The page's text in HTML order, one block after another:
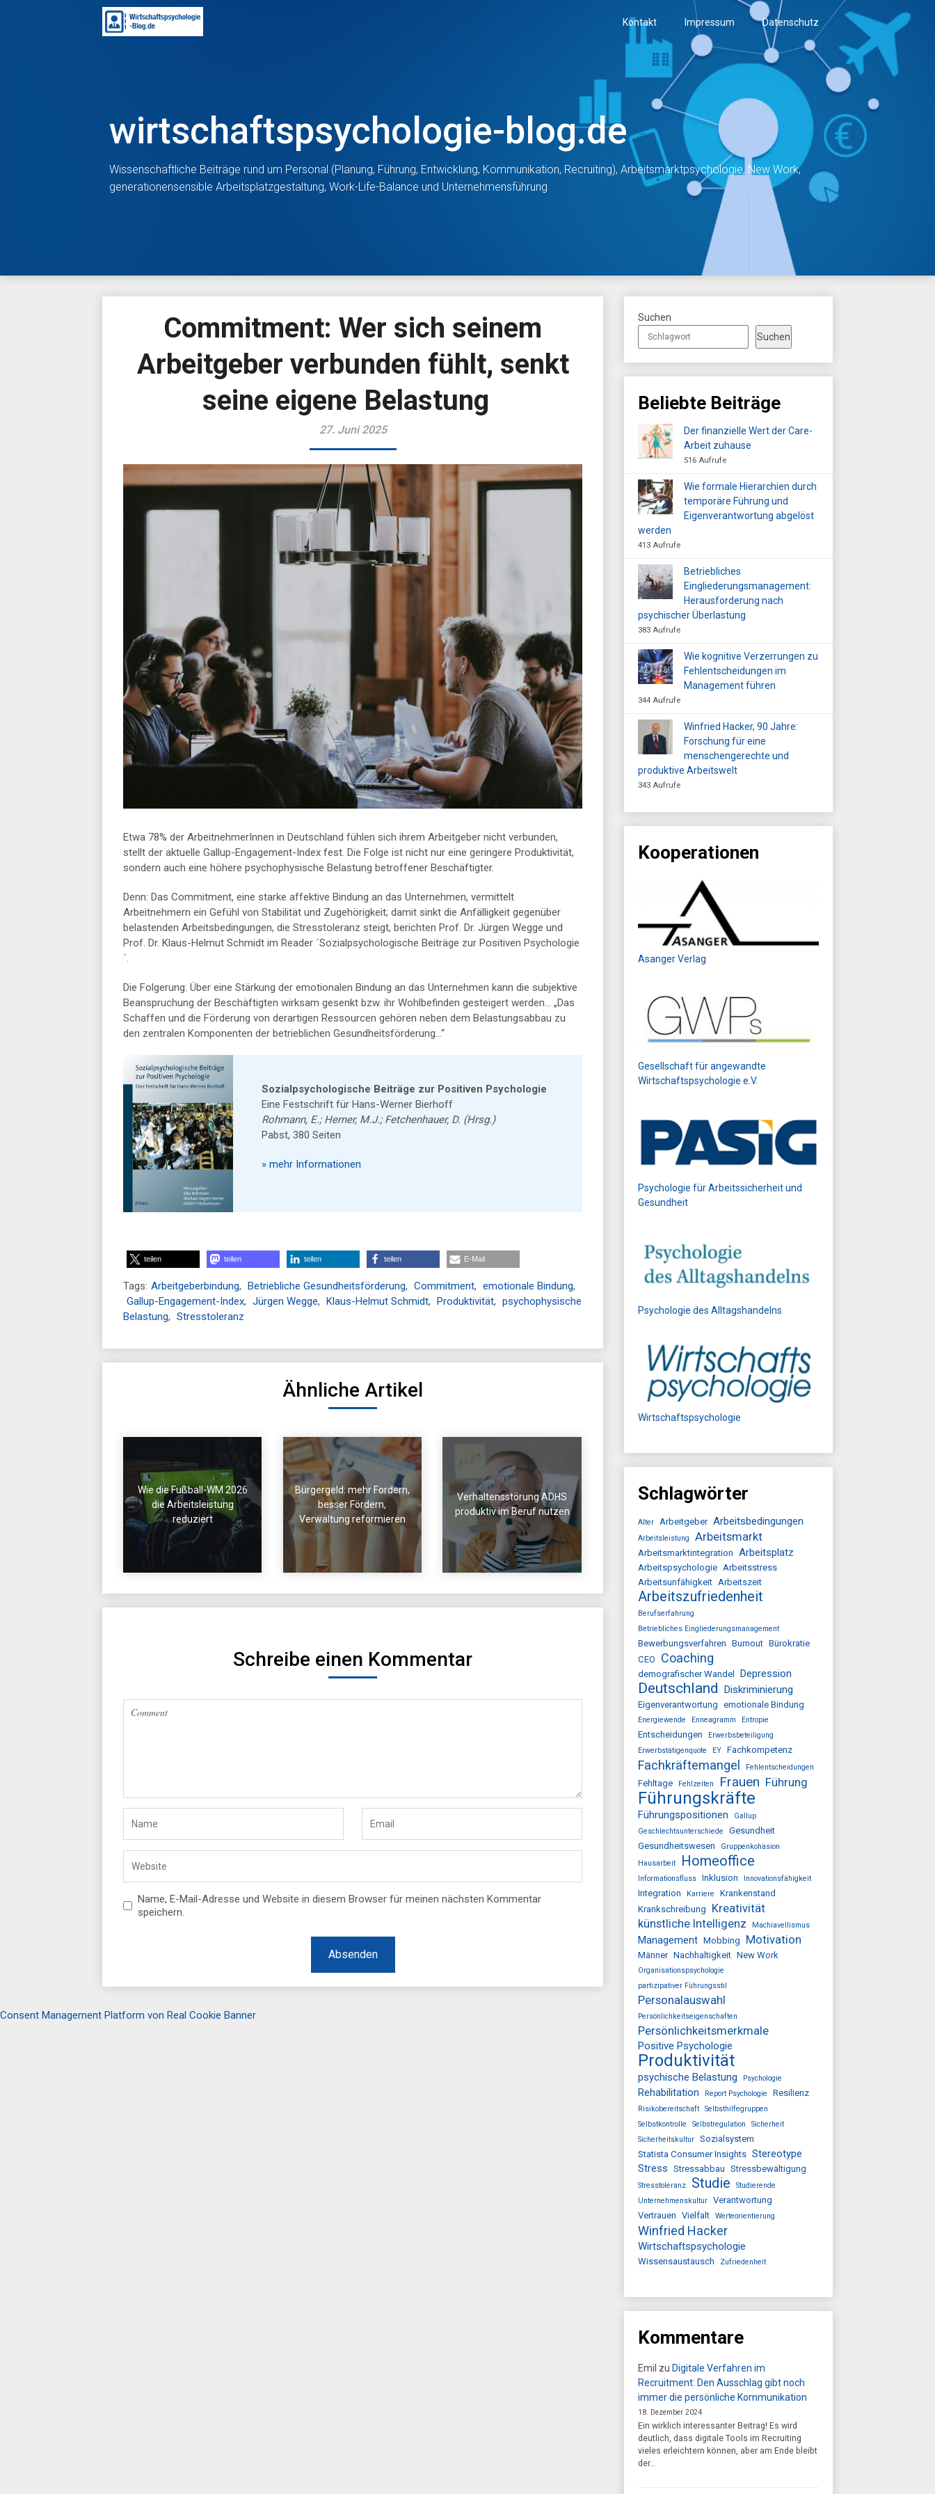
Kontakt Impressum Datenschutz
wirtschaftspsychologie-blog.de
Wissenschaftliche Beiträge rund um Personal (Planung, Führung, Entwicklung, Kommunikation, Recruiting), Arbeitsmarktpsychologie, New Work,
generationensensible Arbeitsplatzgestaltung, Work-Life-Balance und Unternehmensführung
Commitment: Wer sich seinem
Arbeitgeber verbunden fühlt, senkt
seine eigene Belastung
27. Juni 2025
Etwa 78% der ArbeitnehmerInnen in Deutschland fühlen sich ihrem Arbeitgeber nicht verbunden,
stellt der aktuelle Gallup-Engagement-Index fest. Die Folge ist nicht nur eine geringere Produktivität,
sondern auch eine höhere psychophysische Belastung betroffener Beschäftigter.
Denn: Das Commitment, eine starke affektive Bindung an das Unternehmen, vermittelt
Arbeitnehmern ein Gefühl von Stabilität und Zugehörigkeit; damit sinkt die Anfälligkeit gegenüber
belastenden Arbeitsbedingungen, die Stresstoleranz steigt, berichten Prof. Dr. Jürgen Wegge und
Prof. Dr. Klaus-Helmut Schmidt im Reader ´Sozialpsychologische Beiträge zur Positiven Psychologie
´.
Die Folgerung: Über eine Stärkung der emotionalen Bindung an das Unternehmen kann die subjektive
Beanspruchung der Beschäftigten wirksam gesenkt bzw. ihr Wohlbefinden gesteigert werden… „Das
Schaffen und die Förderung von derartigen Ressourcen gehören neben dem Belastungsabbau zu
den zentralen Komponenten der betrieblichen Gesundheitsförderung…“
Sozialpsychologische Beiträge zur Positiven Psychologie
Eine Festschrift für Hans-Werner Bierhoff
Rohmann, E.; Herner, M.J.; Fetchenhauer, D. (Hrsg.)
Pabst, 380 Seiten
» mehr Informationen
teilen teilen teilen teilen E-Mail
Tags: Arbeitgeberbindung, Betriebliche Gesundheitsförderung, Commitment, emotionale Bindung,
Gallup-Engagement-Index, Jürgen Wegge, Klaus-Helmut Schmidt, Produktivität, psychophysische
Belastung, Stresstoleranz
Ähnliche Artikel
Wie die Fußball-WM 2026
die Arbeitsleistung
reduziert
Bürgergeld: mehr Fordern,
besser Fördern,
Verwaltung reformieren
Verhaltensstörung ADHS
produktiv im Beruf nutzen
Schreibe einen Kommentar
Name, E-Mail-Adresse und Website in diesem Browser für meinen nächsten Kommentar
speichern.
Suchen
Suchen
Beliebte Beiträge
Der finanzielle Wert der Care-
Arbeit zuhause
516 Aufrufe
Wie formale Hierarchien durch
temporäre Führung und
Eigenverantwortung abgelöst
werden
413 Aufrufe
Betriebliches
Eingliederungsmanagement:
Herausforderung nach
psychischer Überlastung
383 Aufrufe
Wie kognitive Verzerrungen zu
Fehlentscheidungen im
Management führen
344 Aufrufe
Winfried Hacker, 90 Jahre:
Forschung für eine
menschengerechte und
produktive Arbeitswelt
343 Aufrufe
Kooperationen
Asanger Verlag
Gesellschaft für angewandte
Wirtschaftspsychologie e.V.
Psychologie für Arbeitssicherheit und
Gesundheit
Psychologie des Alltagshandelns
Wirtschaftspsychologie
Schlagwörter
Alter Arbeitgeber Arbeitsbedingungen
Arbeitsleistung Arbeitsmarkt
Arbeitsmarktintegration Arbeitsplatz
Arbeitspsychologie Arbeitsstress
Arbeitsunfähigkeit Arbeitszeit
Arbeitszufriedenheit
Berufserfahrung
Betriebliches Eingliederungsmanagement
Bewerbungsverfahren Burnout Bürokratie
CEO
Coaching
demografischer Wandel Depression
Deutschland Diskriminierung
Eigenverantwortung emotionale Bindung
Energiewende Enneagramm Entropie
Entscheidungen
Erwerbsbeteiligung
Erwerbstätigenquote
EY Fachkompetenz
Fachkräftemangel Fehlentscheidungen
Fehltage Fehlzeiten Frauen Führung
Führungskräfte
Führungspositionen
Gallup
Geschlechtsunterschiede
Gesundheit
Gesundheitswesen
Gruppenkohäsion
Hausarbeit
Homeoffice
Informationsfluss Inklusion Innovationsfähigkeit
Integration Karriere
Krankenstand
Krankschreibung
Kreativität
künstliche Intelligenz
Machiavellismus
Management Mobbing Motivation
Männer Nachhaltigkeit New Work
Organisationspsychologie
partizipativer Führungsstil
Personalauswahl
Persönlichkeitseigenschaften
Persönlichkeitsmerkmale
Positive Psychologie
Produktivität
psychische Belastung Psychologie
Rehabilitation Report Psychologie Resilienz
Risikobereitschaft
Selbsthilfegruppen
Selbstkontrolle
Selbstregulation
Sicherheit
Sicherheitskultur
Sozialsystem
Statista Consumer Insights Stereotype
Stress Stressabbau Stressbewältigung
Stresstoleranz Studie
Studierende
Unternehmenskultur
Verantwortung
Vertrauen Vielfalt Werteorientierung
Winfried Hacker
Wirtschaftspsychologie
Wissensaustausch Zufriedenheit
Kommentare
Emil zu Digitale Verfahren im
Recruitment: Den Ausschlag gibt noch
immer die persönliche Kommunikation
18. Dezember 2024
Ein wirklich interessanter Beitrag! Es wird
deutlich, dass digitale Tools im Recruiting
vieles erleichtern können, aber am Ende bleibt
der…
Consent Management Platform von Real Cookie Banner